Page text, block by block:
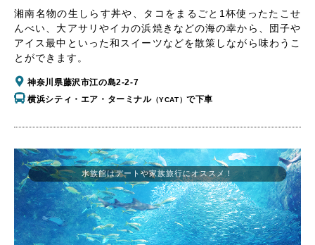
湘南名物の生しらす丼や、タコをまるごと1杯使ったたこせ
んべい、大アサリやイカの浜焼きなどの海の幸から、団子や
アイス最中といった和スイーツなどを散策しながら味わうこ
とができます。
神奈川県藤沢市江の島2-2-7
横浜シティ・エア・ターミナル（YCAT）で下車
水族館はデートや家族旅行にオススメ！